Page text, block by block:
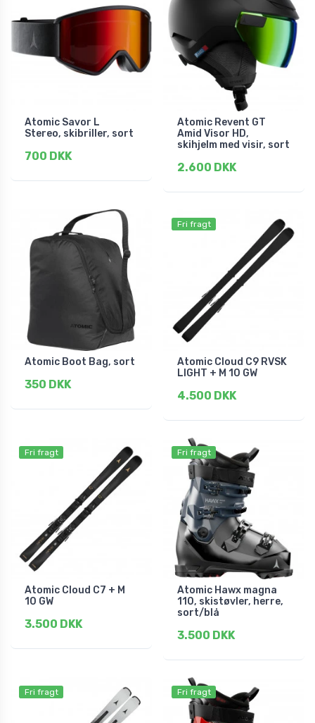
Atomic Savor L
Stereo, skibriller, sort
700 DKK
Atomic Revent GT
Amid Visor HD,
skihjelm med visir, sort
2.600 DKK
Atomic Boot Bag, sort
350 DKK
Fri fragt
Atomic Cloud C9 RVSK
LIGHT + M 10 GW
4.500 DKK
Fri fragt
Atomic Cloud C7 + M
10 GW
3.500 DKK
Fri fragt
Atomic Hawx magna
110, skistøvler, herre,
sort/blå
3.500 DKK
Fri fragt Fri fragt